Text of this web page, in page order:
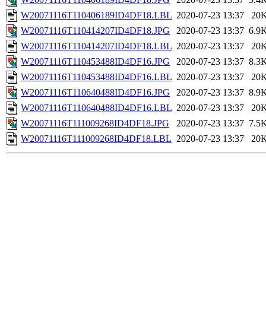
W20071116T110406189ID4DF18.LBL 2020-07-23 13:37
W20071116T110414207ID4DF18.JPG
2020-07-23 13:37
W20071116T110414207ID4DF18.LBL 2020-07-23 13:37
W20071116T110453488ID4DF16.JPG
2020-07-23 13:37
W20071116T110453488ID4DF16.LBL 2020-07-23 13:37
W20071116T110640488ID4DF16.JPG
2020-07-23 13:37
W20071116T110640488ID4DF16.LBL 2020-07-23 13:37
W20071116T111009268ID4DF18.JPG
2020-07-23 13:37
W20071116T111009268ID4DF18.LBL 2020-07-23 13:37